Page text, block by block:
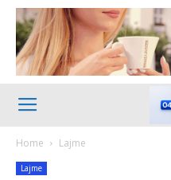
Home Lajme
Lajme